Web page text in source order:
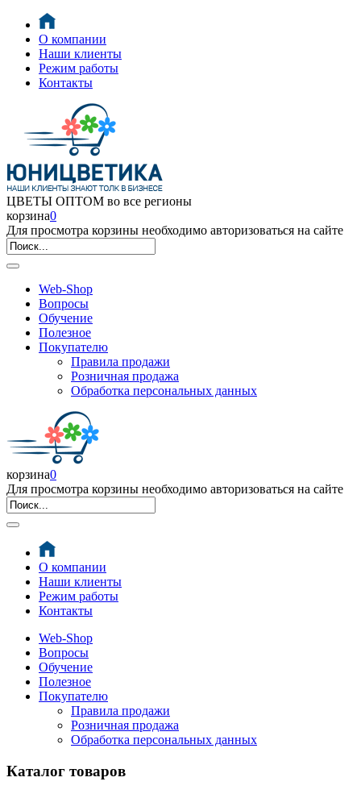
О компании
Наши клиенты
Режим работы
Контакты
ЦВЕТЫ ОПТОМ во все регионы
корзина0
Для просмотра корзины необходимо авторизоваться на сайте
Web-Shop
Вопросы
Обучение
Полезное
Покупателю
Правила продажи
Розничная продажа
Обработка персональных данных
корзина0
Для просмотра корзины необходимо авторизоваться на сайте
О компании
Наши клиенты
Режим работы
Контакты
Web-Shop
Вопросы
Обучение
Полезное
Покупателю
Правила продажи
Розничная продажа
Обработка персональных данных
Каталог товаров